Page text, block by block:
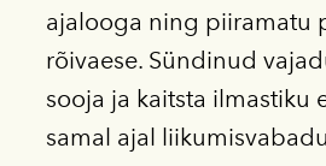
ajalooga ning piiramatu
rõivaese. Sündinud
sooja ja kaitsta ilmastiku
samal ajal